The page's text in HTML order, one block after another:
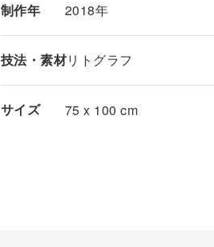
制作年 2018年
技法・素材リトグラフ
サイズ 75 x 100 cm